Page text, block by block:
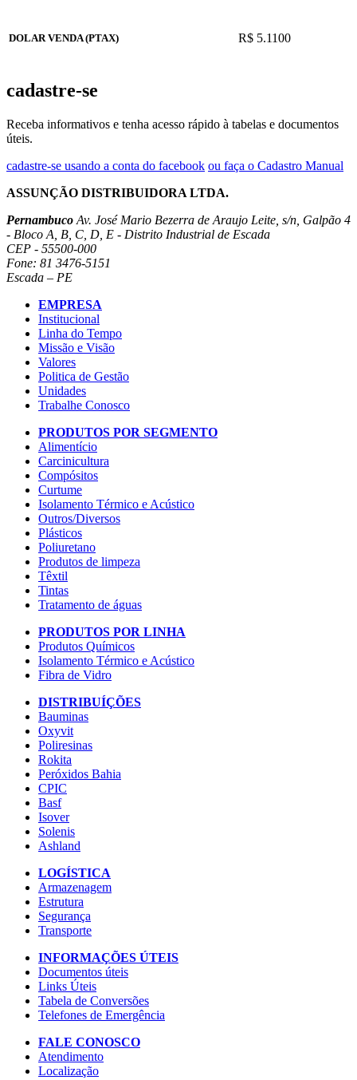
DOLAR VENDA (PTAX) R$ 5.1100
cadastre-se
Receba informativos e tenha acesso rápido à tabelas e documentos
úteis.
cadastre-se usando a conta do facebook ou faça o Cadastro Manual
ASSUNÇÃO DISTRIBUIDORA LTDA.
Pernambuco Av. José Mario Bezerra de Araujo Leite, s/n, Galpão 4
- Bloco A, B, C, D, E - Distrito Industrial de Escada
CEP - 55500-000
Fone: 81 3476-5151
Escada – PE
EMPRESA
Institucional
Linha do Tempo
Missão e Visão
Valores
Politica de Gestão
Unidades
Trabalhe Conosco
PRODUTOS POR SEGMENTO
Alimentício
Carcinicultura
Compósitos
Curtume
Isolamento Térmico e Acústico
Outros/Diversos
Plásticos
Poliuretano
Produtos de limpeza
Têxtil
Tintas
Tratamento de águas
PRODUTOS POR LINHA
Produtos Químicos
Isolamento Térmico e Acústico
Fibra de Vidro
DISTRIBUÍÇÕES
Bauminas
Oxyvit
Poliresinas
Rokita
Peróxidos Bahia
CPIC
Basf
Isover
Solenis
Ashland
LOGÍSTICA
Armazenagem
Estrutura
Segurança
Transporte
INFORMAÇÕES ÚTEIS
Documentos úteis
Links Úteis
Tabela de Conversões
Telefones de Emergência
FALE CONOSCO
Atendimento
Localização